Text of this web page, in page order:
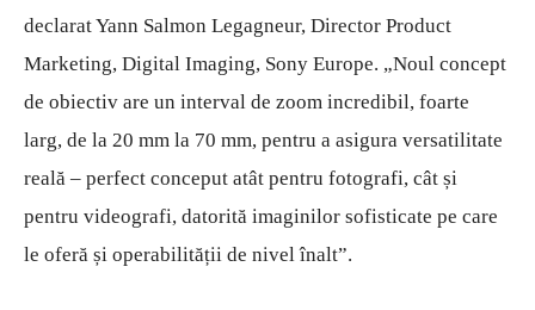
declarat Yann Salmon Legagneur, Director Product
Marketing, Digital Imaging, Sony Europe. „Noul concept
de obiectiv are un interval de zoom incredibil, foarte
larg, de la 20 mm la 70 mm, pentru a asigura versatilitate
reală – perfect conceput atât pentru fotografi, cât și
pentru videografi, datorită imaginilor sofisticate pe care
le oferă și operabilității de nivel înalt”.